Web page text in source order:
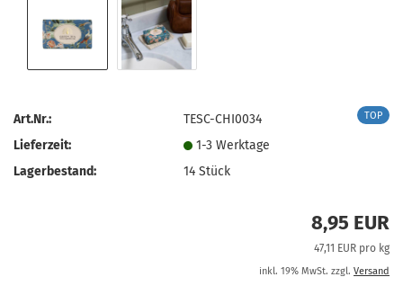
TOP
Art.Nr.:
TESC-CHI0034
Lieferzeit:
1-3 Werktage
Lagerbestand:
14Stück
8,95 EUR
47,11 EUR pro kg
inkl. 19% MwSt. zzgl. Versand